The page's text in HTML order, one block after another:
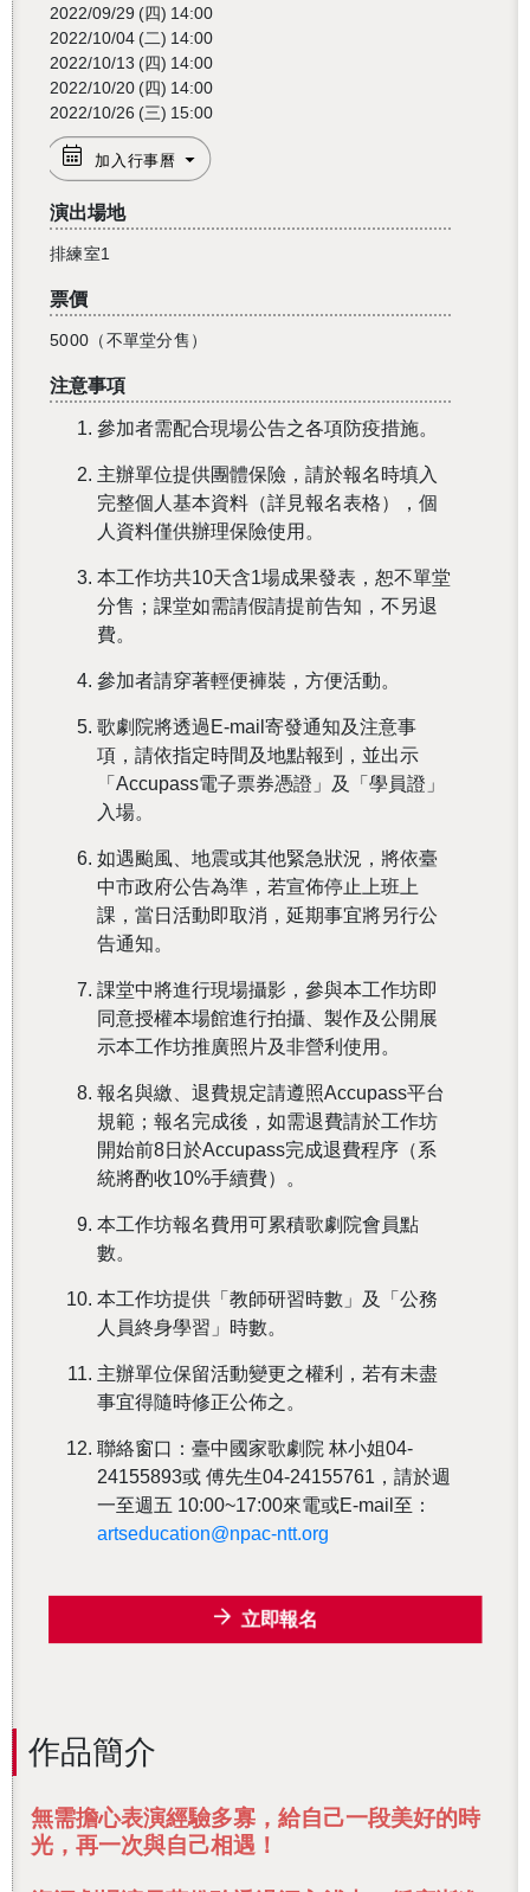
2022/09/29 (四) 14:00
2022/10/04 (二) 14:00
2022/10/13 (四) 14:00
2022/10/20 (四) 14:00
2022/10/26 (三) 15:00
加入行事曆
演出場地
排練室1
票價
5000（不單堂分售）
注意事項
參加者需配合現場公告之各項防疫措施。
主辦單位提供團體保險，請於報名時填入
完整個人基本資料（詳見報名表格），個
人資料僅供辦理保險使用。
本工作坊共10天含1場成果發表，恕不單堂
分售；課堂如需請假請提前告知，不另退
費。
參加者請穿著輕便褲裝，方便活動。
歌劇院將透過E-mail寄發通知及注意事
項，請依指定時間及地點報到，並出示
「Accupass電子票券憑證」及「學員證」
入場。
如遇颱風、地震或其他緊急狀況，將依臺
中市政府公告為準，若宣佈停止上班上
課，當日活動即取消，延期事宜將另行公
告通知。
課堂中將進行現場攝影，參與本工作坊即
同意授權本場館進行拍攝、製作及公開展
示本工作坊推廣照片及非營利使用。
報名與繳、退費規定請遵照Accupass平台
規範；報名完成後，如需退費請於工作坊
開始前8日於Accupass完成退費程序（系
統將酌收10%手續費）。
本工作坊報名費用可累積歌劇院會員點
數。
本工作坊提供「教師研習時數」及「公務
人員終身學習」時數。
主辦單位保留活動變更之權利，若有未盡
事宜得隨時修正公佈之。
聯絡窗口：臺中國家歌劇院 林小姐04-
24155893或 傅先生04-24155761，請於週
一至週五 10:00~17:00來電或E-mail至：
artseducation@npac-ntt.org
立即報名
作品簡介
無需擔心表演經驗多寡，給自己一段美好的時
光，再一次與自己相遇！